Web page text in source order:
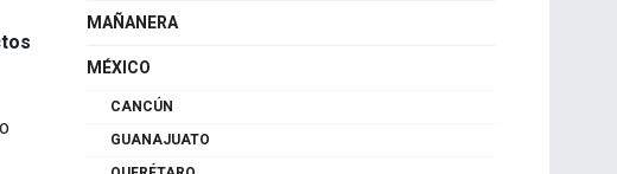
JUEGOS OLIMPICOS DE INVIERNO MILAN 2026
LIGA MX
MAÑANERA
MÉXICO